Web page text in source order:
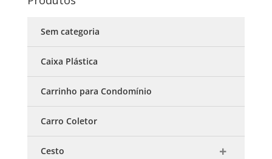
Sem categoria
Caixa Plástica
Carrinho para Condomínio
Carro Coletor
Cesto